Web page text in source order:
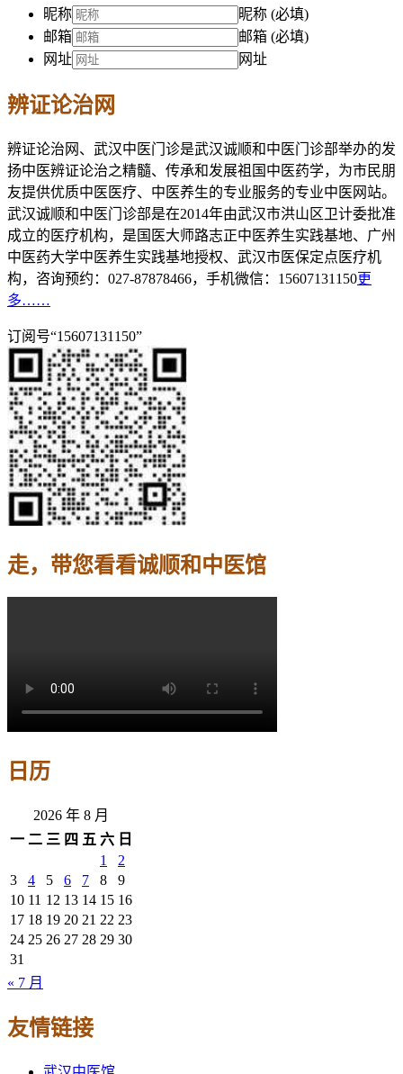
昵称
昵称 (必填)
邮箱
邮箱 (必填)
网址
网址
辨证论治网
辨证论治网、武汉中医门诊是武汉诚顺和中医门诊部举办的发
扬中医辨证论治之精髓、传承和发展祖国中医药学，为市民朋
友提供优质中医医疗、中医养生的专业服务的专业中医网站。
武汉诚顺和中医门诊部是在2014年由武汉市洪山区卫计委批准
成立的医疗机构，是国医大师路志正中医养生实践基地、广州
中医药大学中医养生实践基地授权、武汉市医保定点医疗机
构，咨询预约：027-87878466，手机微信：15607131150更
多……
订阅号“15607131150”
走，带您看看诚顺和中医馆
日历
2026 年 8 月
一 二 三 四 五 六 日
1
2
3
4 5 6 7 8
9
10 11 12 13 14 15 16
17 18 19 20 21 22 23
24 25 26 27 28 29 30
31
« 7 月
友情链接